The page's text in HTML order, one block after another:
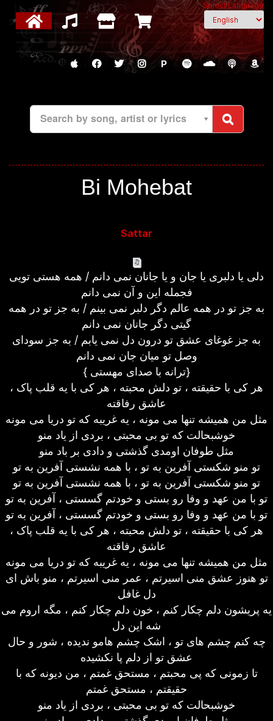
Select Language
P
Search by song, artist or lyrics
Bi Mohebat
Sattar
دلی یا دلبری یا جان و یا جانان نمی دانم / همه هستی تویی
فجمله این و آن نمی دانم
به جز تو در همه عالم دگر دلبر نمی بینم / به جز تو در همه
گیتی دگر جانان نمی دانم
به جز غوغای عشق تو درون دل نمی یابم / به جز سودای
وصل تو میان جان نمی دانم
{ ترانه با صدای مهستی}
هر کی با حقیقته ، تو دلش محبته ، هر کی با یه قلب پاک ،
عاشق رفاقته
مثل من همیشه تنها می مونه ، یه غریبه که تو دریا می مونه
خوشبحالت که تو بی محبتی ، بردی از یاد منو
مثل طوفان اومدی گذشتی و دادی بر باد منو
تو منو شکستی آفرین به تو ، با همه نشستی آفرین به تو
تو منو شکستی آفرین به تو ، با همه نشستی آفرین به تو
تو با من عهد و وفا رو بستی و خودتم گسستی ، آفرین به تو
تو با من عهد و وفا رو بستی و خودتم گسستی ، آفرین به تو
هر کی با حقیقته ، تو دلش محبته ، هر کی با یه قلب پاک ،
عاشق رفاقته
مثل من همیشه تنها می مونه ، یه غریبه که تو دریا می مونه
تو هنوز عشق منی اسیرتم ، عمر منی اسیرتم ، منو باش ای
دل غافل
یه پریشون دلم چکار کنم ، خون دلم چکار کنم ، مگه اروم می
شه این دل
چه کنم چشم های تو ، اشک چشم هامو ندیده ، شور و حال
عشق تو از دلم پا نکشیده
تا زمونی که پی محبتم ، مستحق غمتم ، من دیونه که با
حقیقتم ، مستحق غمتم
خوشبحالت که تو بی محبتی ، بردی از یاد منو